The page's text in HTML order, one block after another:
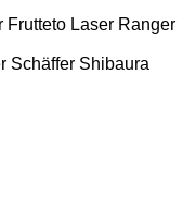
Frutteto Laser Ranger
Schäffer Shibaura